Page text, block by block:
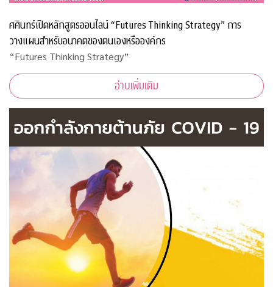
ศศินทร์เปิดหลักสูตรออนไลน์ “Futures Thinking Strategy” การ
วางแผนสำหรับอนาคตของตนเองหรือองค์กร
“Futures Thinking Strategy”
อ่านเพิ่มเติม